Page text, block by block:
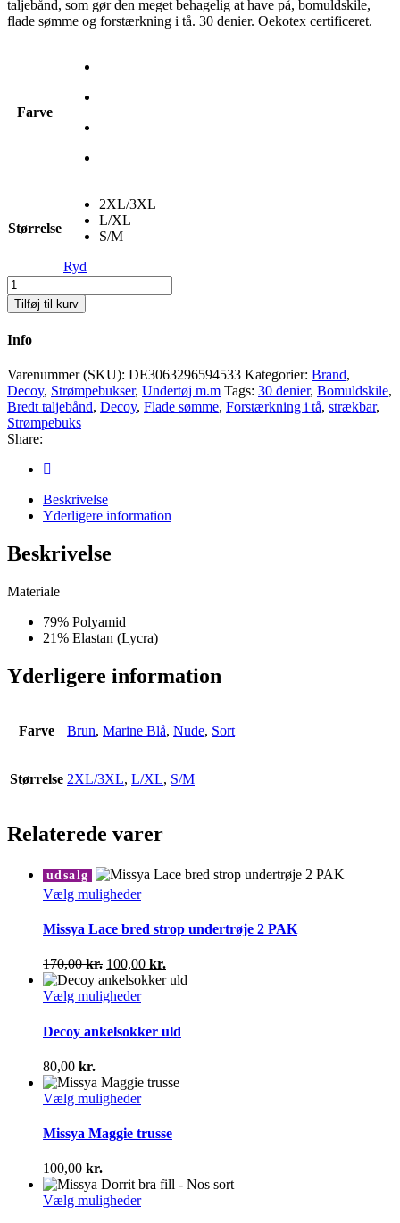
taljebånd, som gør den meget behagelig at have på, bomuldskile,
flade sømme og forstærkning i tå. 30 denier. Oekotex certificeret.
Farve
Størrelse
2XL/3XL
L/XL
S/M
Ryd
Decoy
Perfect
fit
den
Tilføj til kurv
Info
Varenummer (SKU): DE3063296594533 Kategorier: Brand,
Decoy, Strømpebukser, Undertøj m.m Tags: 30 denier, Bomuldskile,
Bredt taljebånd, Decoy, Flade sømme, Forstærkning i tå, strækbar,
Strømpebuks
Share:
Beskrivelse
Yderligere information
Beskrivelse
Materiale
79% Polyamid
21% Elastan (Lycra)
Yderligere information
Farve Brun, Marine Blå, Nude, Sort
Størrelse 2XL/3XL, L/XL, S/M
Relaterede varer
udsalg
Vælg mulighederDette
har
varianter.
Mulighederne
kan
vælges
varesiden
Missya Lace bred strop undertrøje 2 PAK
170,00kr. Den
oprindelige
pris
170,00 kr..
100,00 kr.
aktuelle
100,00 kr..
Vælg mulighederDette
har
flere
Mulighederne
kan
vælges
varesiden
Decoy ankelsokker uld
80,00 kr.
Vælg mulighederDette
har
Mulighederne
kan
vælges
Missya Maggie trusse
100,00 kr.
Vælg mulighederDette